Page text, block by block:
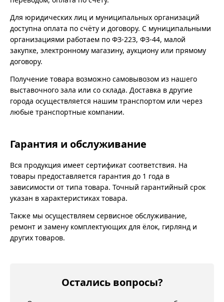
Для юридических лиц и муниципальных организаций
доступна оплата по счёту и договору. С муниципальными
организациями работаем по ФЗ-223, ФЗ-44, малой
закупке, электронному магазину, аукциону или прямому
договору.
Получение товара возможно самовывозом из нашего
выставочного зала или со склада. Доставка в другие
города осуществляется нашим транспортом или через
любые транспортные компании.
Гарантия и обслуживание
Вся продукция имеет сертификат соответствия. На
товары предоставляется гарантия до 1 года в
зависимости от типа товара. Точный гарантийный срок
указан в характеристиках товара.
Также мы осуществляем сервисное обслуживание,
ремонт и замену комплектующих для ёлок, гирлянд и
других товаров.
Остались вопросы?